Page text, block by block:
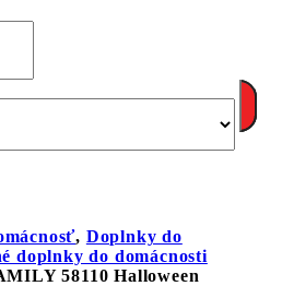
, Doplnky do
doplnky do domácnosti
58110 Halloween